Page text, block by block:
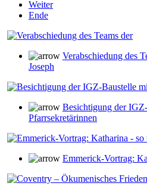
Weiter
Ende
Verabschiedung des
Joseph
Besichtigung der
Pfarrsekretärinnen
Emmerick-Vortrag: